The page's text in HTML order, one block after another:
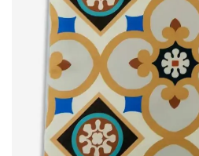
conmemorativa Gaudí 2026
– Edición limitada
89,00 € NUEVO